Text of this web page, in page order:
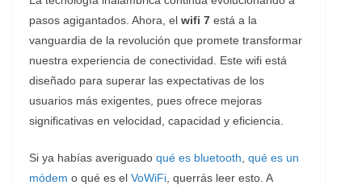
pasos agigantados. Ahora, el wifi 7 está a la
vanguardia de la revolución que promete transformar
nuestra experiencia de conectividad. Este wifi está
diseñado para superar las expectativas de los
usuarios más exigentes, pues ofrece mejoras
significativas en velocidad, capacidad y eficiencia.
Si ya habías averiguado qué es bluetooth qué es un
módem o qué es el VoWiFi , querrás leer esto. A